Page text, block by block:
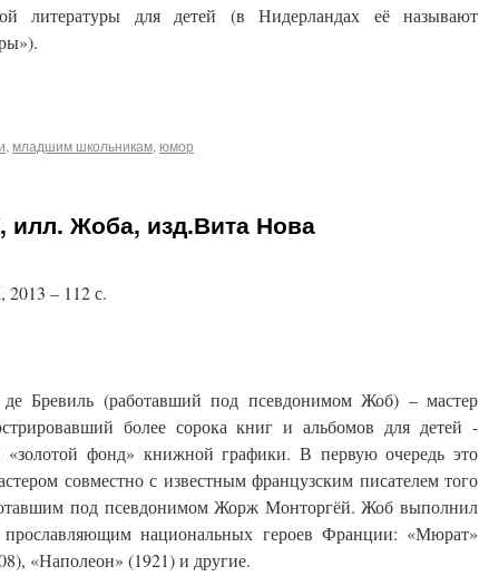
литературы для детей (в Нидерландах её называют
, младшим школьникам, юмор
илл. Жоба, изд.Вита Нова
– 112 с.
Бревиль (работавший под псевдонимом Жоб) – мастер
более сорока книг и альбомов для детей -
фонд» книжной графики. В первую очередь это
совместно с известным французским писателем того
под псевдонимом Жорж Монторгёй. Жоб выполнил
национальных героев Франции: «Мюрат»
«Наполеон» (1921) и другие.